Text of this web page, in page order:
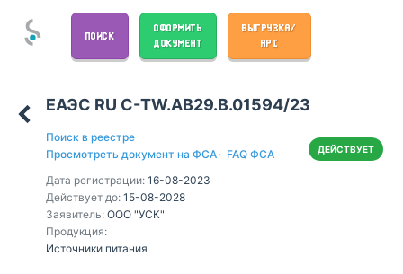
ПОИСК
ОФОРМИТЬ
ДОКУМЕНТ
ВЫГРУЗКА/
API
ЕАЭС RU С-TW.АВ29.В.01594/23
Поиск в реестре
Просмотреть документ на ФСА · FAQ ФСА
Дата регистрации: 16-08-2023
Действует до: 15-08-2028
Заявитель: ООО "УСК"
Продукция:
Источники питания
ДЕЙСТВУЕТ